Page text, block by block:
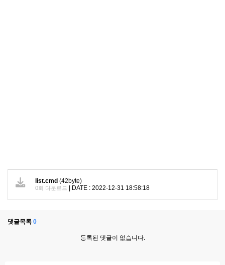
list.cmd (42byte)
0회 다운로드 DATE : 2022-12-31 18:58:18
댓글목록 0
등록된 댓글이 없습니다.